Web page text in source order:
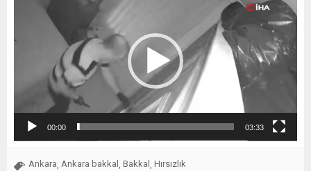
oynatıcı
00:00 03:33
Ankara, Ankara bakkal , Bakkal , Hırsızlık